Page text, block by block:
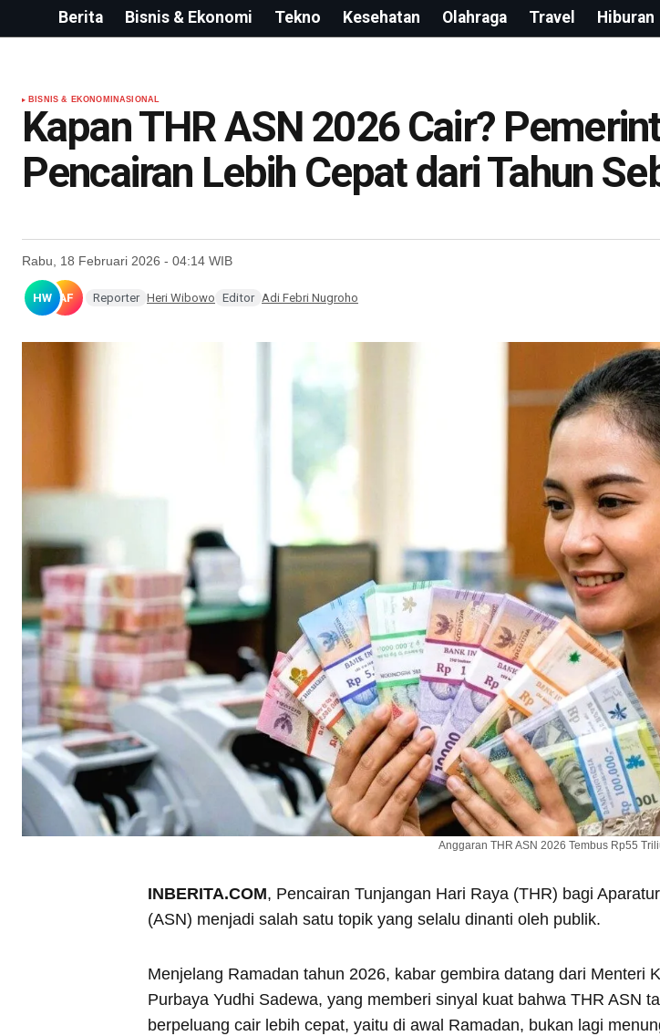
Berita Bisnis & Ekonomi Tekno Kesehatan Olahraga Travel Hiburan
BISNIS & EKONOMI NASIONAL
Kapan THR ASN 2026 Cair?
Pencairan Lebih Cepat dari Tahun
Rabu, 18 Februari 2026 - 04:14 WIB
HW AF Reporter Heri Wibowo Editor Adi Febri Nugroho
Anggaran THR ASN 2026 Tembus Rp55
INBERITA.COM, Pencairan Tunjangan Hari Raya (THR) bagi
(ASN) menjadi salah satu topik yang selalu dinanti oleh publik.
Menjelang Ramadan tahun 2026, kabar gembira datang dari Menteri
Purbaya Yudhi Sadewa, yang memberi sinyal kuat bahwa THR ASN
berpeluang cair lebih cepat, yaitu di awal Ramadan, bukan lagi